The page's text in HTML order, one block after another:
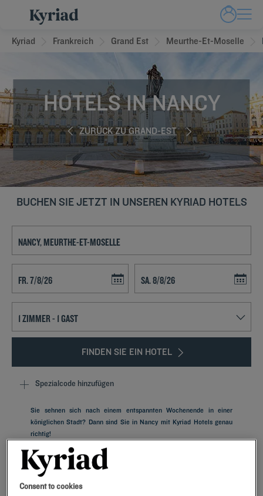
Kyriad Frankreich Grand Est Meurthe-Et-Moselle
HOTELS IN NANCY
ZURÜCK ZU GRAND-EST
BUCHEN SIE JETZT IN UNSEREN KYRIAD HOTELS
FINDEN SIE EIN HOTEL
Spezialcode hinzufügen
Sie sehnen sich nach einem entspannten Wochenende in einer
königlichen Stadt? Dann sind Sie in Nancy mit Kyriad Hotels genau
richtig!
Consent to cookies